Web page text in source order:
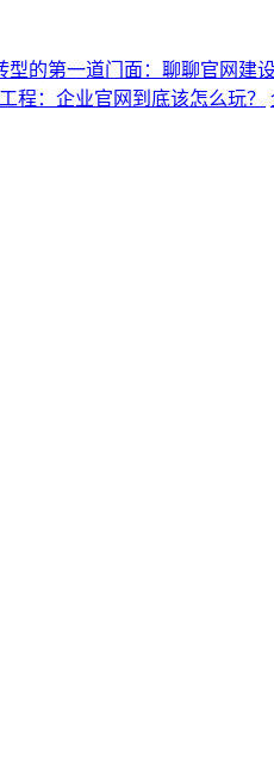
型的第一道门面：聊聊官网建
程：企业官网到底该怎么玩？